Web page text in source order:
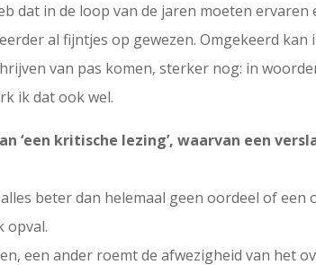
dat in de loop van de jaren moeten
al fijntjes op gewezen. Omgekeerd
van pas komen, sterker nog: in
ik dat ook wel.
‘een kritische lezing’, waarvan een
beter dan helemaal geen oordeel of een
opval.
een ander roemt de afwezigheid van het